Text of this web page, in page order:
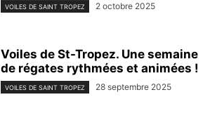
VOILES DE SAINT TROPEZ 2 octobre 2025
Voiles de St-Tropez. Une semaine
de régates rythmées et animées !
VOILES DE SAINT TROPEZ 28 septembre 2025